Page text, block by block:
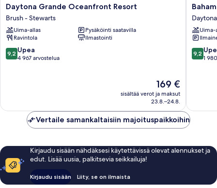
Daytona
Grande
Oceanfront
Resort
Brush
-
Stewarts
Daytona Grande Oceanfront Resort
Brush - Stewarts
Uima-allas
Pysäköinti saatavilla
Ravintola
Ilmastointi
9.2
kautta
9,2 Upea
4 967 arvostelua
Hinta
on
169 €
169 €
sisältää verot ja maksut
23.8.–24.8.
Bahama
House
Daytona
Beach
Shores
Uima-
9.2
kautta
9,2
1
Vertaile samankaltaisiin majoituspaikkoihin
Kirjaudu sisään nähdäksesi käytettävissä olevat alennukset ja
edut. Lisää uusia, palkitsevia seikkailuja!
Kirjaudu sisään Liity, se on ilmaista